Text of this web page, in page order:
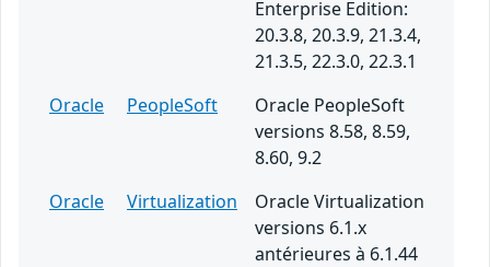
Enterprise Edition:
20.3.8, 20.3.9, 21.3.4,
21.3.5, 22.3.0, 22.3.1
Oracle
PeopleSoft
Oracle PeopleSoft
versions 8.58, 8.59,
8.60, 9.2
Oracle
Virtualization
Oracle Virtualization
versions 6.1.x
antérieures à 6.1.44